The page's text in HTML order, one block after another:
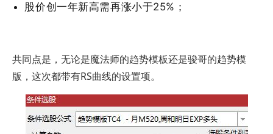
股价创一年新高需再涨小于25%；
共同点是，无论是魔法师的趋势模板还是骏哥的趋势模
版，这次都带有RS曲线的设置项。